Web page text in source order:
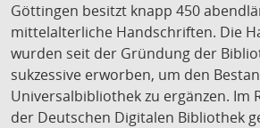
Göttingen besitzt knapp 450
mittelalterliche Handschriften. Die
wurden seit der Gründung der
sukzessive erworben, um den
Universalbibliothek zu ergänzen. Im
der Deutschen Digitalen Bibliothek